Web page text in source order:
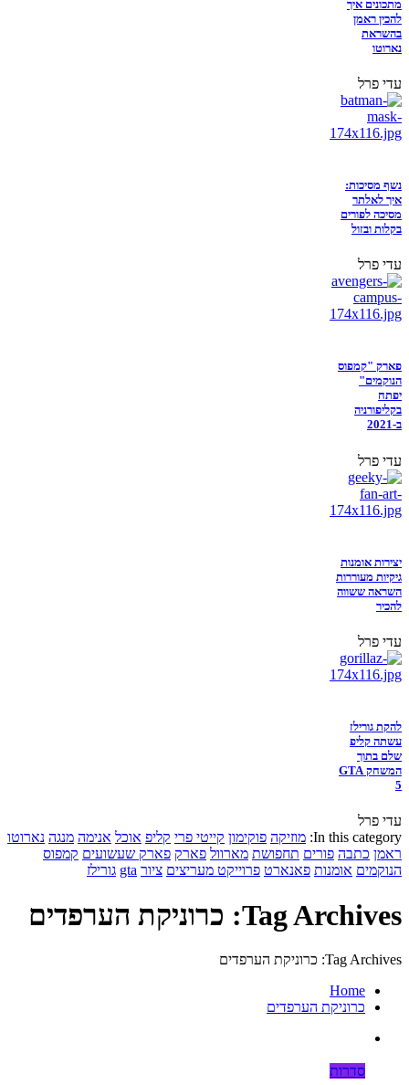
מתכונים איך
להכין ראמן
בהשראת
נארוטו
עדי פרל
נשף מסיכות:
איך לאלתר
מסיכה לפורים
בקלות ובזול
עדי פרל
פארק "קמפוס
הנוקמים"
יפתח
בקליפורניה
ב-2021
עדי פרל
יצירות אומנות
גיקיות מעוררות
השראה ששווה
להכיר
עדי פרל
להקת גורילז
עשתה קליפ
שלם בתוך
המשחק GTA
5
עדי פרל
In this category: מוזיקה פוקימון קייטי פרי קליפ אוכל אנימה מנגה נארוטו
ראמן כתבה פורים תחפושת מארוול פארק פארק שעשועים קמפוס
הנוקמים אומנות פאנארט פרוייקט מעריצים ציור gta גורילז
Tag Archives: כרוניקת הערפדים
Tag Archives: כרוניקת הערפדים
Home
כרוניקת הערפדים
סדרות